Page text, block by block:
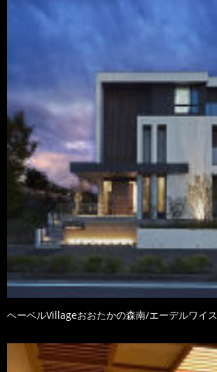
ヘーベルVillageおおたかの森南/エーデルワイス